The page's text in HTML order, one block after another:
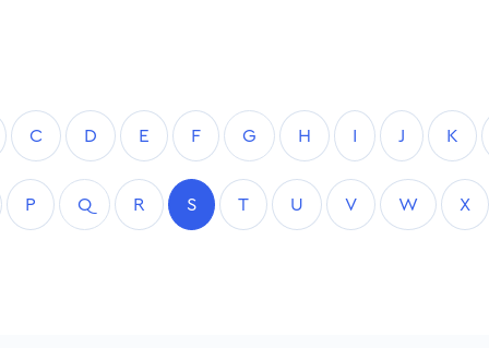
C D E F G H I J K
P Q R S T U V W X